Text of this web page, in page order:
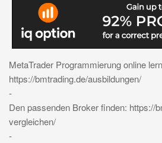
MetaTrader Programmierung online
https://bmtrading.de/ausbildungen/
-
Den passenden Broker finden: https://
vergleichen/
-